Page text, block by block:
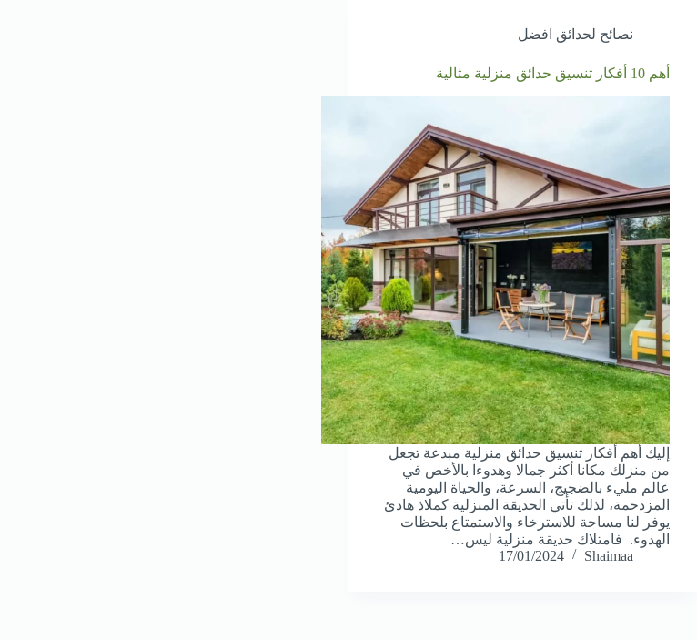
نصائح لحدائق افضل
أهم 10 أفكار تنسيق حدائق منزلية مثالية
إليك أهم أفكار تنسيق حدائق منزلية مبدعة تجعل
من منزلك مكانا أكثر جمالا وهدوءا بالأخص في
عالم مليء بالضجيج، السرعة، والحياة اليومية
المزدحمة، لذلك تأتي الحديقة المنزلية كملاذ هادئ
يوفر لنا مساحة للاسترخاء والاستمتاع بلحظات
الهدوء. فامتلاك حديقة منزلية ليس…
Shaimaa
17/01/2024